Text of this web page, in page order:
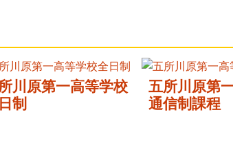
川原第一高等学校
制
五所川原第
通信制課程